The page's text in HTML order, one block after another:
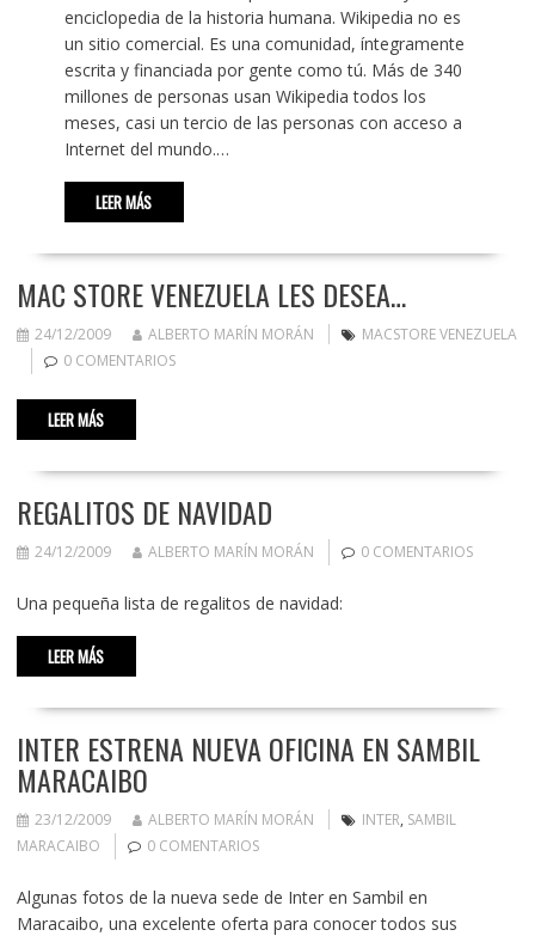
enciclopedia de la historia humana. Wikipedia no es
un sitio comercial. Es una comunidad, íntegramente
escrita y financiada por gente como tú. Más de 340
millones de personas usan Wikipedia todos los
meses, casi un tercio de las personas con acceso a
Internet del mundo.…
LEER MÁS
MAC STORE VENEZUELA LES DESEA…
24/12/2009 ALBERTO MARÍN MORÁN
MACSTORE VENEZUELA
0 COMENTARIOS
LEER MÁS
REGALITOS DE NAVIDAD
24/12/2009 ALBERTO MARÍN MORÁN 0 COMENTARIOS
Una pequeña lista de regalitos de navidad:
LEER MÁS
INTER ESTRENA NUEVA OFICINA EN SAMBIL
MARACAIBO
23/12/2009 ALBERTO MARÍN MORÁN INTER, SAMBIL
MARACAIBO
0 COMENTARIOS
Algunas fotos de la nueva sede de Inter en Sambil en
Maracaibo, una excelente oferta para conocer todos sus